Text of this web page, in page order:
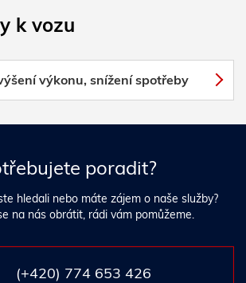
k vozu
výkonu, snížení spotřeby
poradit?
hledali nebo máte zájem o naše služby?
na nás obrátit, rádi vám pomůžeme.
(+420) 774 653 426